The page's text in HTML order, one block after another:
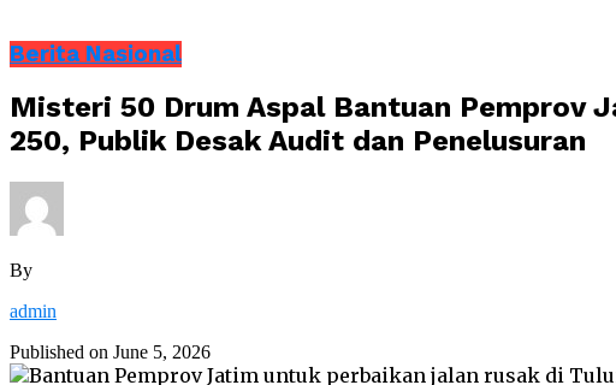
Berita Nasional
Misteri 50 Drum Aspal Bantuan Pemprov
250, Publik Desak Audit dan Penelusuran
By
admin
Published on June 5, 2026